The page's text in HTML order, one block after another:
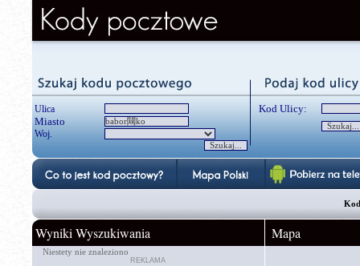
Ulica
Miasto
Woj.
Kod Ulicy:
Wyniki Wyszukiwania
Niestety nie znaleziono
REKLAMA
Mapa